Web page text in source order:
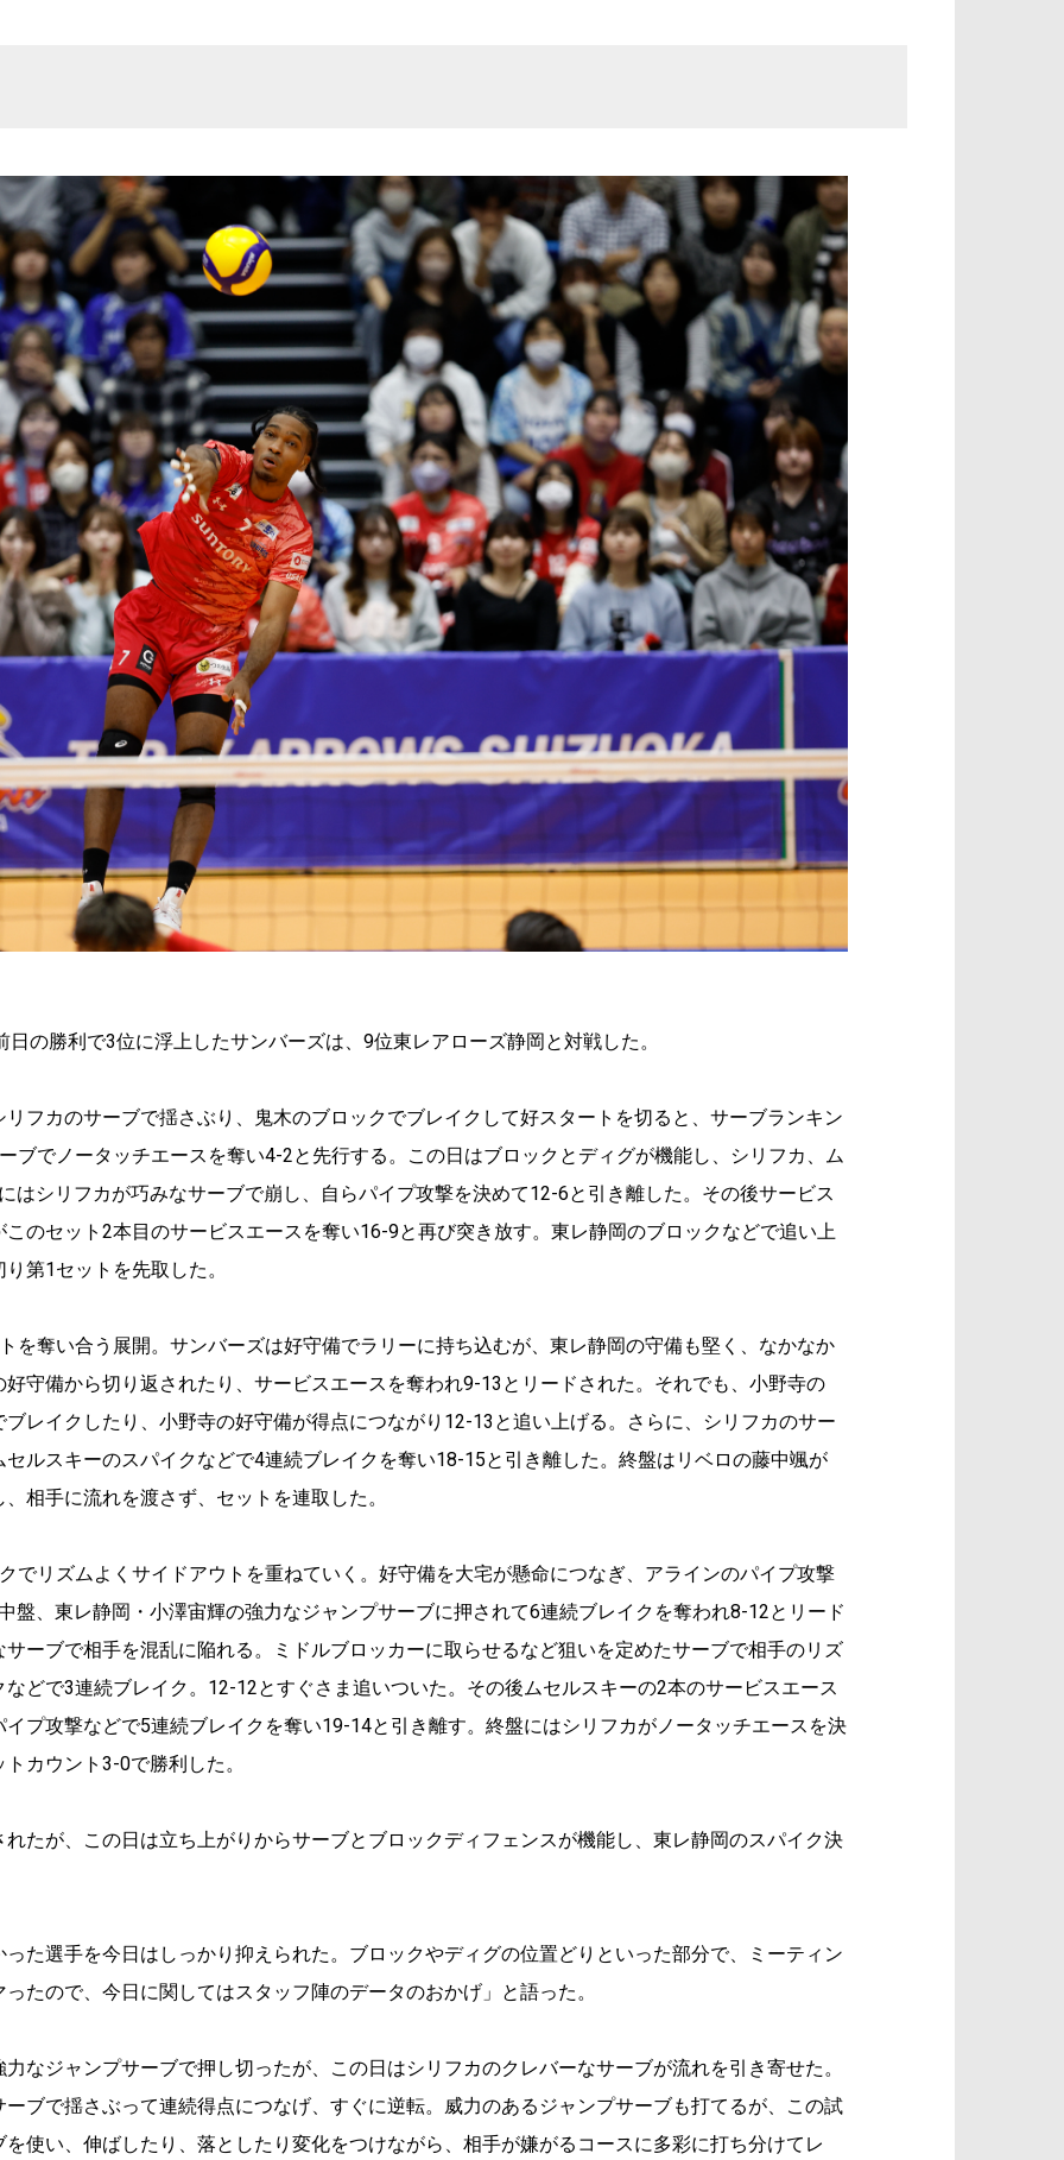
日の勝利で3位に浮上したサンバーズは、9位東レアローズ静岡と対戦した。
フカのサーブで揺さぶり、鬼木のブロックでブレイクして好スタートを切ると、サーブランキン
ブでノータッチエースを奪い4-2と先行する。この日はブロックとディグが機能し、シリフカ、ム
はシリフカが巧みなサーブで崩し、自らパイプ攻撃を決めて12-6と引き離した。その後サービス
のセット2本目のサービスエースを奪い16-9と再び突き放す。東レ静岡のブロックなどで追い上
第1セットを先取した。
奪い合う展開。サンバーズは好守備でラリーに持ち込むが、東レ静岡の守備も堅く、なかなか
守備から切り返されたり、サービスエースを奪われ9-13とリードされた。それでも、小野寺の
レイクしたり、小野寺の好守備が得点につながり12-13と追い上げる。さらに、シリフカのサー
ルスキーのスパイクなどで4連続ブレイクを奪い18-15と引き離した。終盤はリベロの藤中颯が
相手に流れを渡さず、セットを連取した。
リズムよくサイドアウトを重ねていく。好守備を大宅が懸命につなぎ、アラインのパイプ攻撃
盤、東レ静岡・小澤宙輝の強力なジャンプサーブに押されて6連続ブレイクを奪われ8-12とリード
ーブで相手を混乱に陥れる。ミドルブロッカーに取らせるなど狙いを定めたサーブで相手のリズ
どで3連続ブレイク。12-12とすぐさま追いついた。その後ムセルスキーの2本のサービスエース
プ攻撃などで5連続ブレイクを奪い19-14と引き離す。終盤にはシリフカがノータッチエースを決
カウント3-0で勝利した。
たが、この日は立ち上がりからサーブとブロックディフェンスが機能し、東レ静岡のスパイク決
た選手を今日はしっかり抑えられた。ブロックやディグの位置どりといった部分で、ミーティン
たので、今日に関してはスタッフ陣のデータのおかげ」と語った。
ジャンプサーブで押し切ったが、この日はシリフカのクレバーなサーブが流れを引き寄せた。
ブで揺さぶって連続得点につなげ、すぐに逆転。威力のあるジャンプサーブも打てるが、この試
使い、伸ばしたり、落としたり変化をつけながら、相手が嫌がるコースに多彩に打ち分けてレ